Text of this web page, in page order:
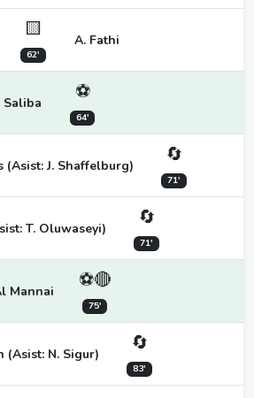
🟨
62'
A. Fathi
Saliba ⚽
64'
(Asist: J. Shaffelburg) 🔄
71'
T. Oluwaseyi) 🔄
71'
Mannai ⚽🔴
75'
(Asist: N. Sigur) 🔄
83'